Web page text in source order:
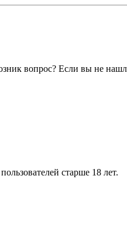
вопрос? Если вы не
старше 18 лет.